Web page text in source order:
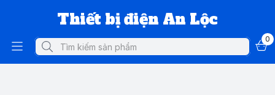
Thiết bị điện An Lộc
0